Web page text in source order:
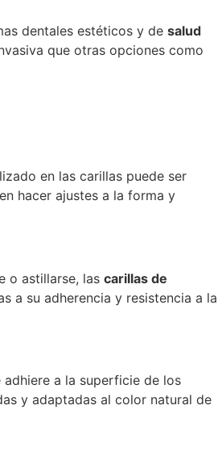
dentales estéticos y de salud
que otras opciones como
en las carillas puede ser
hacer ajustes a la forma y
o astillarse, las carillas de
a su adherencia y resistencia a la
a la superficie de los
y adaptadas al color natural de